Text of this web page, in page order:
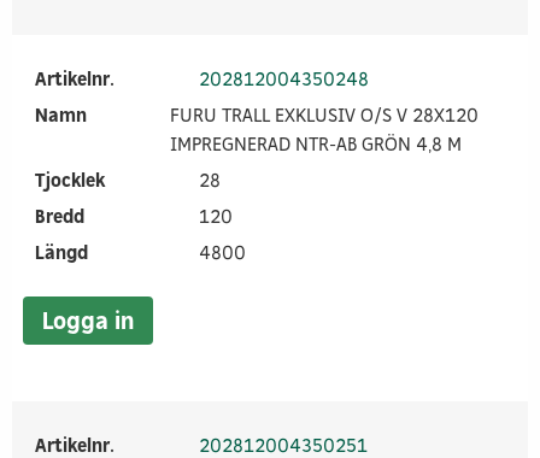
Artikelnr.
202812004350248
Namn
FURU TRALL EXKLUSIV O/S V 28X120
IMPREGNERAD NTR-AB GRÖN 4,8 M
Tjocklek
28
Bredd
120
Längd
4800
Logga in
Artikelnr.
202812004350251